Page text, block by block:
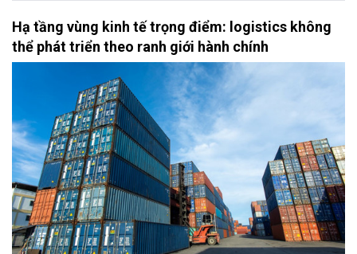
Hạ tầng vùng kinh tế trọng điểm: logistics không
thể phát triển theo ranh giới hành chính